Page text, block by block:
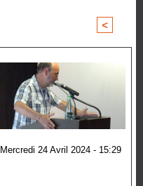
<
Mercredi 24 Avril 2024 - 15:29